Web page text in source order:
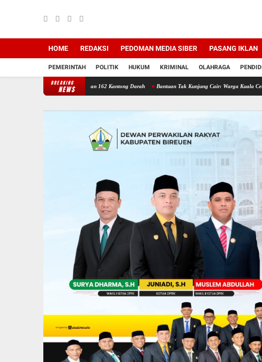
HOME REDAKSI PEDOMAN MEDIA SIBER PASANG IKLAN
PEMERINTAH POLITIK HUKUM KRIMINAL OLAHRAGA
BREAKING
NEWS
Berhasil Kumpulkan 162 Kantong Darah Bantuan Tak Kunjung Cair: Warga Kuala Ceurape Akan